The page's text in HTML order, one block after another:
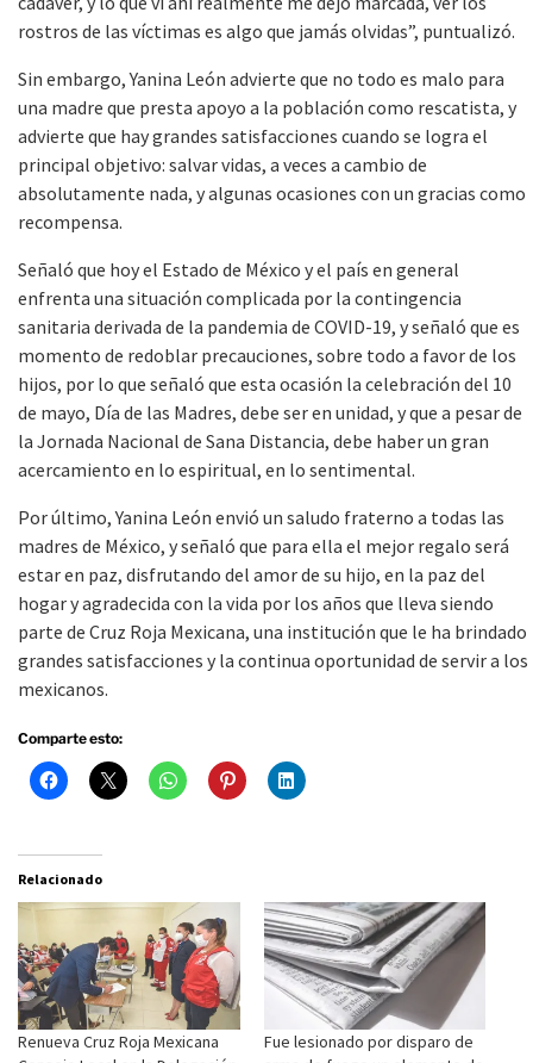
rostros de las víctimas es algo que jamás olvidas”, puntualizó.
Sin embargo, Yanina León advierte que no todo es malo para
una madre que presta apoyo a la población como rescatista, y
advierte que hay grandes satisfacciones cuando se logra el
principal objetivo: salvar vidas, a veces a cambio de
absolutamente nada, y algunas ocasiones con un gracias como
recompensa.
Señaló que hoy el Estado de México y el país en general
enfrenta una situación complicada por la contingencia
sanitaria derivada de la pandemia de COVID-19, y señaló que es
momento de redoblar precauciones, sobre todo a favor de los
hijos, por lo que señaló que esta ocasión la celebración del 10
de mayo, Día de las Madres, debe ser en unidad, y que a pesar de
la Jornada Nacional de Sana Distancia, debe haber un gran
acercamiento en lo espiritual, en lo sentimental.
Por último, Yanina León envió un saludo fraterno a todas las
madres de México, y señaló que para ella el mejor regalo será
estar en paz, disfrutando del amor de su hijo, en la paz del
hogar y agradecida con la vida por los años que lleva siendo
parte de Cruz Roja Mexicana, una institución que le ha brindado
grandes satisfacciones y la continua oportunidad de servir a los
mexicanos.
Comparte esto:
Relacionado
Renueva Cruz Roja Mexicana
Fue lesionado por disparo de